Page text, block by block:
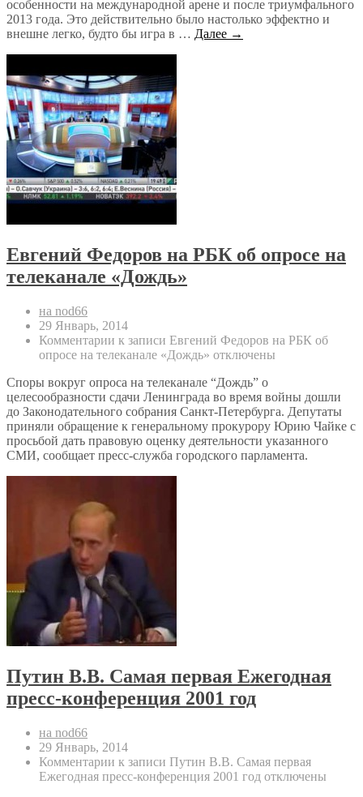
особенности на международной арене и после триумфального
2013 года. Это действительно было настолько эффектно и
внешне легко, будто бы игра в … Далее →
Евгений Федоров на РБК об опросе на
телеканале «Дождь»
на nod66
29 Январь, 2014
Комментарии к записи Евгений Федоров на РБК об
опросе на телеканале «Дождь» отключены
Споры вокруг опроса на телеканале “Дождь” о
целесообразности сдачи Ленинграда во время войны дошли
до Законодательного собрания Санкт-Петербурга. Депутаты
приняли обращение к генеральному прокурору Юрию Чайке с
просьбой дать правовую оценку деятельности указанного
СМИ, сообщает пресс-служба городского парламента.
Путин В.В. Самая первая Ежегодная
пресс-конференция 2001 год
на nod66
29 Январь, 2014
Комментарии к записи Путин В.В. Самая первая
Ежегодная пресс-конференция 2001 год отключены